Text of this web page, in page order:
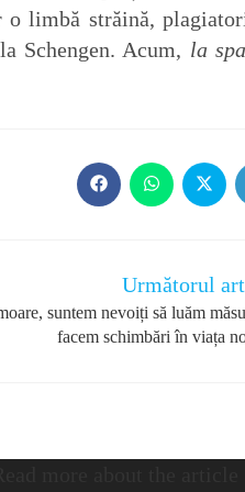
o limbă străină,
Schengen. Acum, la
Opens
in
Opens
in
Opens
in
Următorul
suntem nevoiți să luăm
facem schimbări în viața